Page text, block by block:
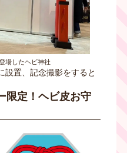
場したヘビ神社
設置、記念撮影をすると
限定！ヘビ皮お守